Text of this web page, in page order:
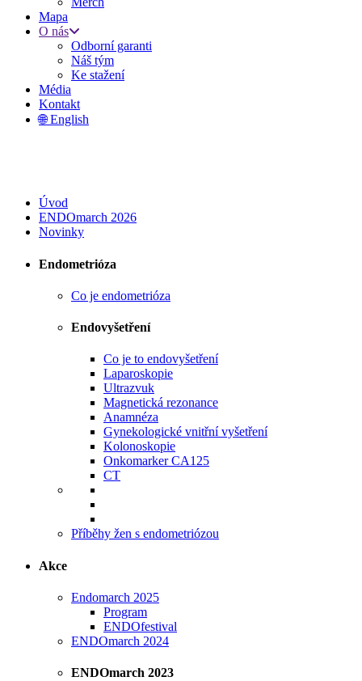
Mapa
O nás
Odborní garanti
Náš tým
Ke stažení
Média
Kontakt
🌐 English
Úvod
ENDOmarch 2026
Novinky
Endometrióza
Co je endometrióza
Endovyšetření
Co je to endovyšetření
Laparoskopie
Ultrazvuk
Magnetická rezonance
Anamnéza
Gynekologické vnitřní vyšetření
Kolonoskopie
Onkomarker CA125
CT
Příběhy žen s endometriózou
Akce
Endomarch 2025
Program
ENDOfestival
ENDOmarch 2024
ENDOmarch 2023